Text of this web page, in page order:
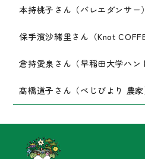
本持桃子さん（バレエダンサー）
保手濱沙緒里さん（Knot
倉持愛泉さん（早稲田大学ハン
髙橋道子さん（べじびより 農家